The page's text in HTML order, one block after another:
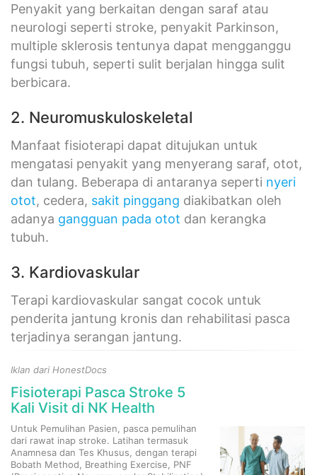
Penyakit yang berkaitan dengan saraf atau
neurologi seperti stroke, penyakit Parkinson,
multiple sklerosis tentunya dapat mengganggu
fungsi tubuh, seperti sulit berjalan hingga sulit
berbicara.
2. Neuromuskuloskeletal
Manfaat fisioterapi dapat ditujukan untuk
mengatasi penyakit yang menyerang saraf, otot,
dan tulang. Beberapa di antaranya seperti nyeri
otot, cedera, sakit pinggang diakibatkan oleh
adanya gangguan pada otot dan kerangka
tubuh.
3. Kardiovaskular
Terapi kardiovaskular sangat cocok untuk
penderita jantung kronis dan rehabilitasi pasca
terjadinya serangan jantung.
Iklan dari HonestDocs
Fisioterapi Pasca Stroke 5
Kali Visit di NK Health
Untuk Pemulihan Pasien, pasca pemulihan
dari rawat inap stroke. Latihan termasuk
Anamnesa dan Tes Khusus, dengan terapi
Bobath Method, Breathing Exercise, PNF